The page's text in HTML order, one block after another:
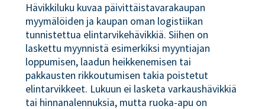
Hävikkiluku kuvaa päivittäistavarakaupan
myymälöiden ja kaupan oman logistiikan
tunnistettua elintarvikehävikkiä. Siihen on
laskettu myynnistä esimerkiksi myyntiajan
loppumisen, laadun heikkenemisen tai
pakkausten rikkoutumisen takia poistetut
elintarvikkeet. Lukuun ei lasketa varkaushävikkiä
tai hinnanalennuksia, mutta ruoka-apu on